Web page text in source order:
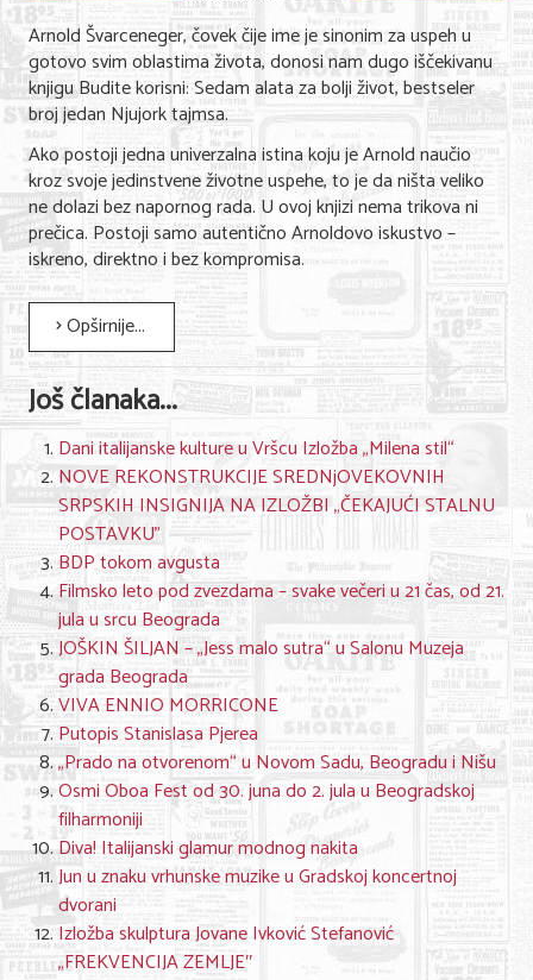
Arnold Švarceneger, čovek čije ime je sinonim za uspeh u
gotovo svim oblastima života, donosi nam dugo iščekivanu
knjigu Budite korisni: Sedam alata za bolji život, bestseler
broj jedan Njujork tajmsa.
Ako postoji jedna univerzalna istina koju je Arnold naučio
kroz svoje jedinstvene životne uspehe, to je da ništa veliko
ne dolazi bez napornog rada. U ovoj knjizi nema trikova ni
prečica. Postoji samo autentično Arnoldovo iskustvo –
iskreno, direktno i bez kompromisa.
Opširnije...
Još članaka...
Dani italijanske kulture u Vršcu Izložba „Milena stil“
NOVE REKONSTRUKCIJE SREDNjOVEKOVNIH
SRPSKIH INSIGNIJA NA IZLOŽBI „ČEKAJUĆI STALNU
POSTAVKU”
BDP tokom avgusta
Filmsko leto pod zvezdama – svake večeri u 21 čas, od 21.
jula u srcu Beograda
JOŠKIN ŠILJAN – „Jess malo sutra“ u Salonu Muzeja
grada Beograda
VIVA ENNIO MORRICONE
Putopis Stanislasa Pjerea
„Prado na otvorenom“ u Novom Sadu, Beogradu i Nišu
Osmi Oboa Fest od 30. juna do 2. jula u Beogradskoj
filharmoniji
Diva! Italijanski glamur modnog nakita
Jun u znaku vrhunske muzike u Gradskoj koncertnoj
dvorani
Izložba skulptura Jovane Ivković Stefanović
„FREKVENCIJA ZEMLJE″